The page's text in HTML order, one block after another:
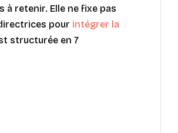
à retenir. Elle ne fixe pas
pour intégrer la
structurée en 7